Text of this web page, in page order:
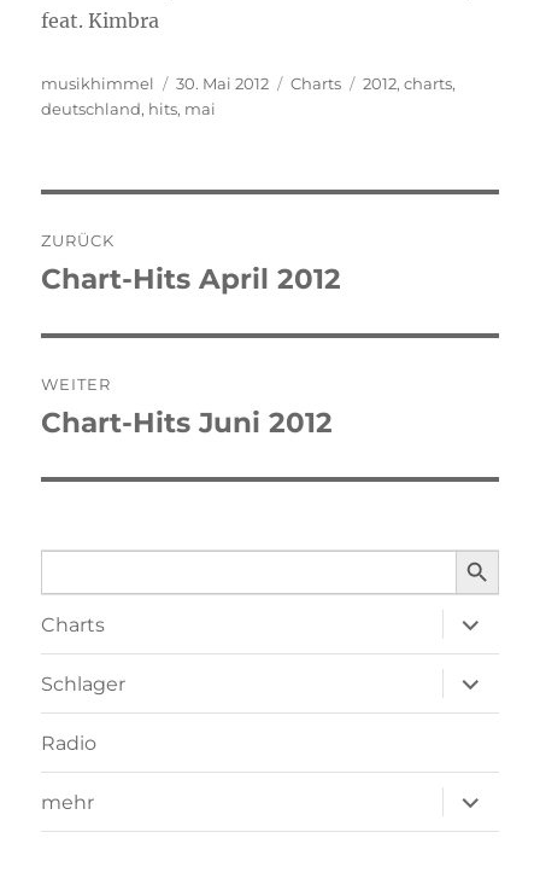
feat. Kimbra
Autor
musikhimmel
Veröffentlicht
am
30. Mai 2012 Kategorien
Charts Schlagwörter
2012,charts,
deutschland, hits, mai
ZURÜCK
Vorheriger
Chart-Hits April 2012
WEITER
Nächster
Chart-Hits Juni 2012
Search
SEARCH
Charts
öffnen
Schlager
öffnen
Radio
mehr
öffnen